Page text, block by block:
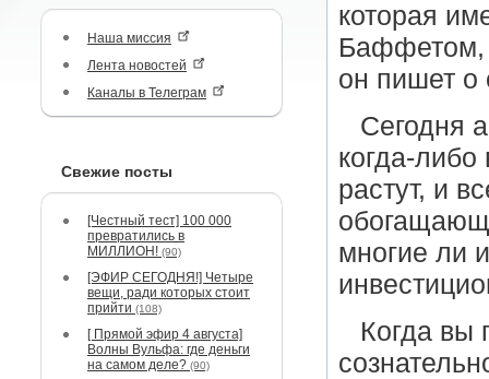
Наша миссия
Лента новостей
Каналы в Телеграм
Свежие посты
[Честный тест] 100 000
превратились в
МИЛЛИОН! (90)
[ЭФИР СЕГОДНЯ!] Четыре
вещи, ради которых стоит
прийти (108)
[ Прямой эфир 4 августа]
Волны Вульфа: где деньги
на самом деле? (90)
которая
Баффетом,
он пишет о
Сегодня
когда-
растут, и
многие ли
Когда вы